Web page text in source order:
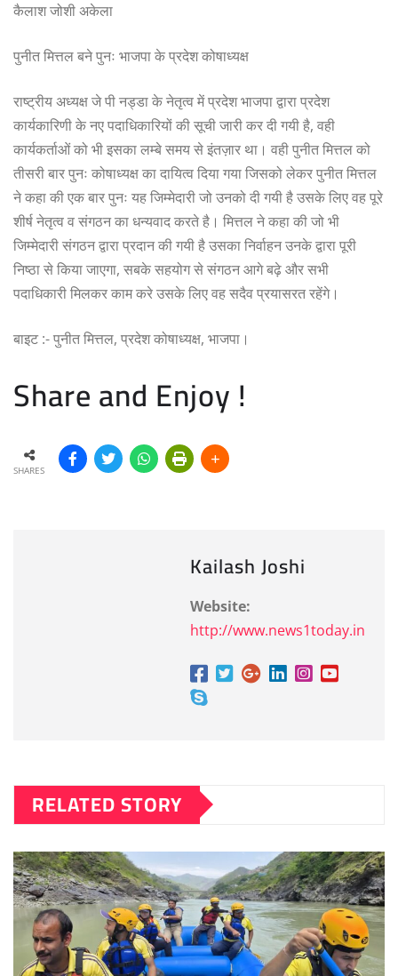
कैलाश जोशी अकेला
पुनीत मित्तल बने पुनः भाजपा के प्रदेश कोषाध्यक्ष
राष्ट्रीय अध्यक्ष जे पी नड्डा के नेतृत्व में प्रदेश भाजपा द्वारा प्रदेश
कार्यकारिणी के नए पदाधिकारियों की सूची जारी कर दी गयी है, वही
कार्यकर्ताओं को भी इसका लम्बे समय से इंतज़ार था। वही पुनीत मित्तल को
तीसरी बार पुनः कोषाध्यक्ष का दायित्व दिया गया जिसको लेकर पुनीत मित्तल
ने कहा की एक बार पुनः यह जिम्मेदारी जो उनको दी गयी है उसके लिए वह पूरे
शीर्ष नेतृत्व व संगठन का धन्यवाद करते है। मित्तल ने कहा की जो भी
जिम्मेदारी संगठन द्वारा प्रदान की गयी है उसका निर्वाहन उनके द्वारा पूरी
निष्ठा से किया जाएगा, सबके सहयोग से संगठन आगे बढ़े और सभी
पदाधिकारी मिलकर काम करे उसके लिए वह सदैव प्रयासरत रहेंगे।
बाइट :- पुनीत मित्तल, प्रदेश कोषाध्यक्ष, भाजपा।
Share and Enjoy !
SHARES
Kailash Joshi
Website:
http://www.news1today.in
RELATED STORY